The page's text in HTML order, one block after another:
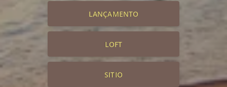
LANÇAMENTO
LOFT
SITIO